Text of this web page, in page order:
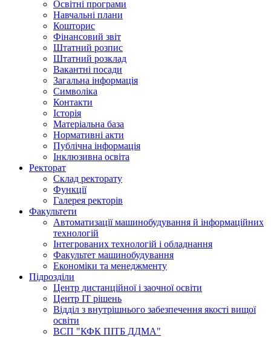
Освітні програми
Навчальні плани
Кошторис
Фінансовий звіт
Штатний розпис
Штатний розклад
Вакантні посади
Загальна інформація
Символіка
Контакти
Історія
Матеріальна база
Нормативні акти
Публічна інформація
Інклюзивна освіта
Ректорат
Склад ректорату
Функції
Галерея ректорів
Факультети
Автоматизації машинобудування й інформаційних
технологій
Інтегрованих технологій і обладнання
Факультет машинобудування
Економіки та менеджменту
Підрозділи
Центр дистанційної і заочної освіти
Центр ІТ рішень
Відділ з внутрішнього забезпечення якості вищої
освіти
ВСП "КФК ПІТБ ДДМА"